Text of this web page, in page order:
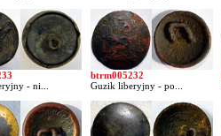
- ni...
btrm005232
Guzik liberyjny - po...